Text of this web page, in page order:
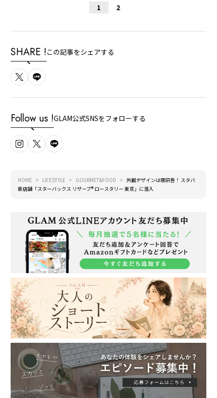
1 2
SHARE ! この記事をシェアする
Follow us !GLAM公式SNSをフォローする
HOME LIFESTYLE GOURMET&FOOD
外観デザインは隈研吾！ スタバ
新店舗「スターバックス リザーブ®︎ ロースタリー 東京」に潜入